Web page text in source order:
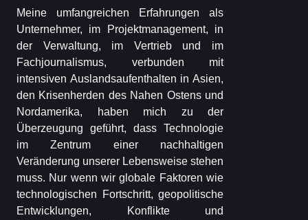
Meine umfangreichen Erfahrungen als
Unternehmer, im Projektmanagement, in
der Verwaltung, im Vertrieb und im
Fachjournalismus, verbunden mit
intensiven Auslandsaufenthalten in Asien,
den Krisenherden des Nahen Ostens und
Nordamerika, haben mich zu der
Überzeugung geführt, dass Technologie
im Zentrum einer nachhaltigen
Veränderung unserer Lebensweise stehen
muss. Nur wenn wir globale Faktoren wie
technologischen Fortschritt, geopolitische
Entwicklungen, Konflikte und